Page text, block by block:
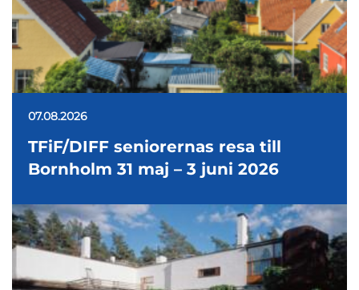
07.08.2026
TFiF/DIFF seniorernas resa till
Bornholm 31 maj – 3 juni 2026